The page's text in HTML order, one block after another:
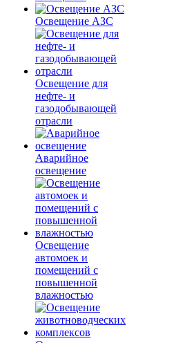
Освещение АЗС
Освещение для
нефте- и
газодобывающей
отрасли
Аварийное
освещение
Освещение
автомоек и
помещений с
повышенной
влажностью